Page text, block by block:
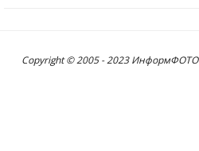
Copyright © 2005 - 2023 ИнформФОТО